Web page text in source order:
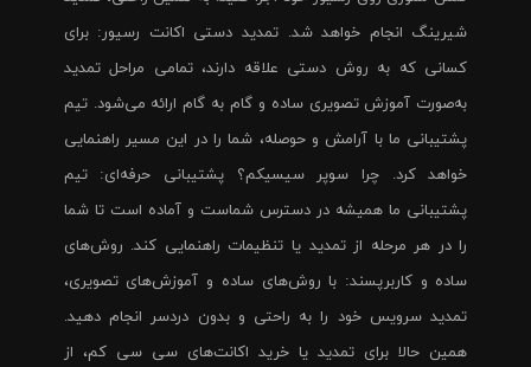
شیرینگ انجام خواهد شد. تمدید دستی اکانت رسیور: برای
کسانی که به روش دستی علاقه دارند، تمامی مراحل تمدید
به‌صورت آموزش تصویری ساده و گام به گام ارائه می‌شود. تیم
پشتیبانی ما با آرامش و حوصله، شما را در این مسیر راهنمایی
خواهد کرد. چرا سوپر سیسیکم؟ پشتیبانی حرفه‌ای: تیم
پشتیبانی ما همیشه در دسترس شماست و آماده است تا شما
را در هر مرحله از تمدید یا تنظیمات راهنمایی کند. روش‌های
ساده و کاربرپسند: با روش‌های ساده و آموزش‌های تصویری،
تمدید سرویس خود را به راحتی و بدون دردسر انجام دهید.
همین حالا برای تمدید یا خرید اکانت‌های سی سی کم، از